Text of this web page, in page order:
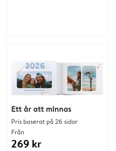
Ett år att minnas
Pris baserat på 26 sidor
Från
269 kr